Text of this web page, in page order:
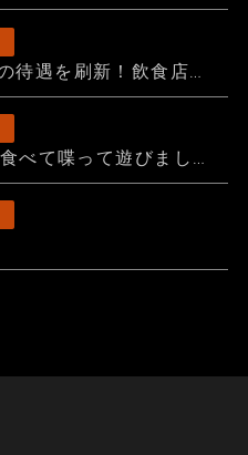
では珍しい「全額日払い」始めました！
喋って遊びましょう！